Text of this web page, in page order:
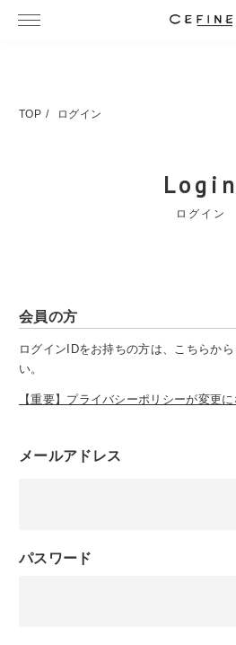
TOP ログイン
Login
ログイン
会員の方
ログインIDをお持ちの方は、こちらか
い。
【重要】プライバシーポリシーが変更
メールアドレス
パスワード